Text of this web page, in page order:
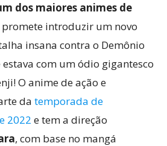
dos maiores animes de
introduzir um novo
insana contra o Demônio
com um ódio gigantesco
O anime de ação e
da temporada de
2022 e tem a direção
, com base no mangá